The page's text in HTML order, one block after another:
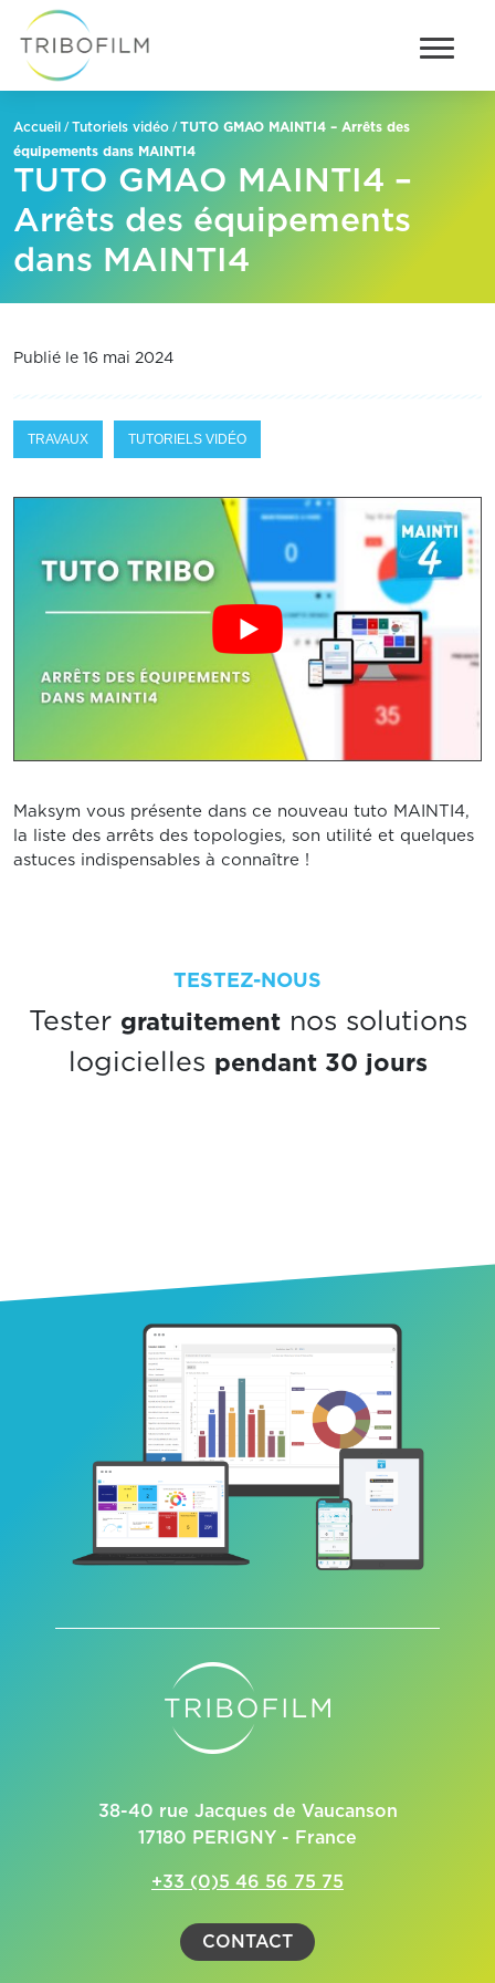
Accueil /Tutoriels vidéo /TUTO GMAO MAINTI4 – Arrêts des
équipements dans MAINTI4
TUTO GMAO MAINTI4 –
Arrêts des équipements
dans MAINTI4
Publié le 16 mai 2024
TRAVAUX TUTORIELS VIDÉO
Maksym vous présente dans ce nouveau tuto MAINTI4,
la liste des arrêts des topologies, son utilité et quelques
astuces indispensables à connaître !
TESTEZ-NOUS
Tester gratuitementnos solutions
logicielles pendant 30 jours
38-40 rue Jacques de Vaucanson
17180 PERIGNY - France
+33 (0)5 46 56 75 75
CONTACT